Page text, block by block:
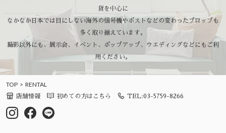
貨を中心に
なかなか日本では目にしない海外の信号機やポストなどの変わったプロップも
多く取り揃えています。
撮影以外にも、展示会、イベント、ポップアップ、ウエディングなどにもご利
用ください。
TOP RENTAL
店舗情報 初めての方はこちら TEL:03-5759-8266